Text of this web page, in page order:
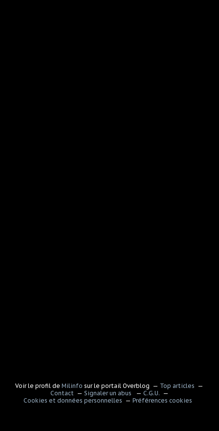
Voir le profil deMilinfo sur le portail Overblog
Top articles
Contact
Signaler un abus
C.G.U.
Cookies et données personnelles
Préférences cookies